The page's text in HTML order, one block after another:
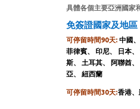
具體各個主要亞洲國家
免簽證國家及地區
可停留時間90天:中國
菲律賓、 印尼、 日本
斯、 土耳其、 阿聯酋
亞、 紐西蘭
可停留時間30天:香港